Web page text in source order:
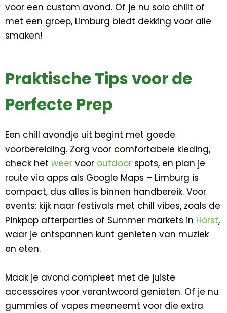
voor een custom avond. Of je nu solo chillt of
met een groep, Limburg biedt dekking voor alle
smaken!
Praktische Tips voor de
Perfecte Prep
Een chill avondje uit begint met goede
voorbereiding. Zorg voor comfortabele kleding,
check het weer voor outdoor spots, en plan je
route via apps als Google Maps – Limburg is
compact, dus alles is binnen handbereik. Voor
events: kijk naar festivals met chill vibes, zoals de
Pinkpop afterparties of Summer markets in Horst,
waar je ontspannen kunt genieten van muziek
en eten.
Maak je avond compleet met de juiste
accessoires voor verantwoord genieten. Of je nu
gummies of vapes meeneemt voor die extra